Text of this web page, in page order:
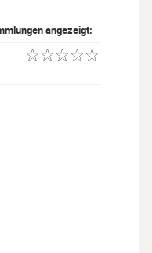
angezeigt:
mit 0 von 5 Sternen